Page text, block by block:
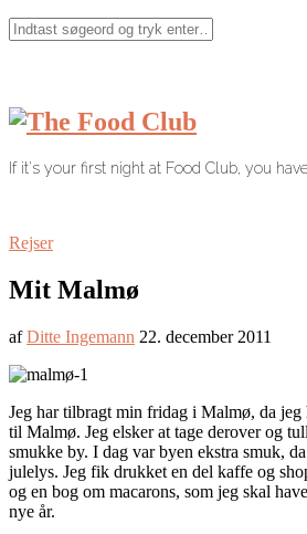
If it's your first night at Food Club, you
Rejser
Mit Malmø
afDitte Ingemann 22. december 2011
Jeg har tilbragt min fridag i Malmø, da
til Malmø. Jeg elsker at tage derover og
smukke by. I dag var byen ekstra smuk,
julelys. Jeg fik drukket en del kaffe og
og en bog om macarons, som jeg skal
nye år.